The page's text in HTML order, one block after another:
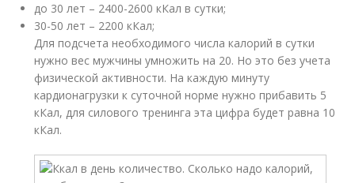
до 30 лет – 2400-2600 кКал в сутки;
30-50 лет – 2200 кКал;
Для подсчета необходимого числа калорий в сутки
нужно вес мужчины умножить на 20. Но это без учета
физической активности. На каждую минуту
кардионагрузки к суточной норме нужно прибавить 5
кКал, для силового тренинга эта цифра будет равна 10
кКал.